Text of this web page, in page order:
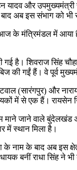
यादव और
अब इस संभाग को भी
मंत्रिमंडल में आया है,
गई है। शिवराज सिंह
की गईं हैं। वे पूर्व
(सारंगपुर) और
में से एक हैं।
माने जाने वाले बुंदेलखंड
में स्थान मिला है।
नाम के बाद अब इस
बनीं राधा सिंह ने